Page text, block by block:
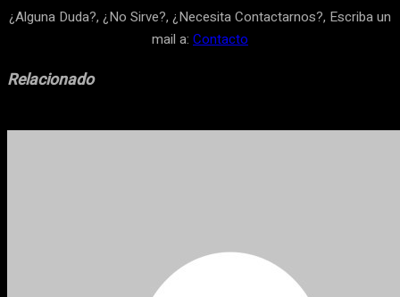
¿Alguna Duda?, ¿No Sirve?, ¿Necesita Contactarnos?, Escriba un
mail a: Contacto
Relacionado